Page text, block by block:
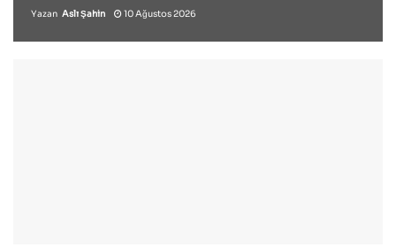
Yazan Aslı Şahin 10 Ağustos 2026